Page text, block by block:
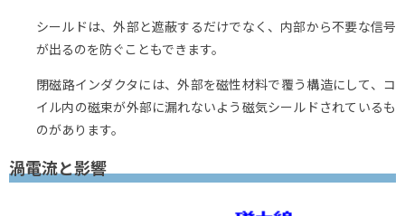
シールドは、外部と遮蔽するだけでなく、内部から不要な信号
が出るのを防ぐこともできます。
閉磁路インダクタには、外部を磁性材料で覆う構造にして、コ
イル内の磁束が外部に漏れないよう磁気シールドされているも
のがあります。
渦電流と影響